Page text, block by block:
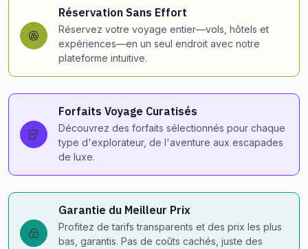
Réservation Sans Effort
Réservez votre voyage entier—vols, hôtels et
expériences—en un seul endroit avec notre
plateforme intuitive.
Forfaits Voyage Curatisés
Découvrez des forfaits sélectionnés pour chaque
type d'explorateur, de l'aventure aux escapades
de luxe.
Garantie du Meilleur Prix
Profitez de tarifs transparents et des prix les plus
bas, garantis. Pas de coûts cachés, juste des